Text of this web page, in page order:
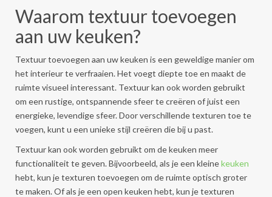
Waarom textuur toevoegen
aan uw keuken?
Textuur toevoegen aan uw keuken is een geweldige manier om
het interieur te verfraaien. Het voegt diepte toe en maakt de
ruimte visueel interessant. Textuur kan ook worden gebruikt
om een rustige, ontspannende sfeer te creëren of juist een
energieke, levendige sfeer. Door verschillende texturen toe te
voegen, kunt u een unieke stijl creëren die bij u past.
Textuur kan ook worden gebruikt om de keuken meer
functionaliteit te geven. Bijvoorbeeld, als je een kleinekeuken
hebt, kun je texturen toevoegen om de ruimte optisch groter
te maken. Of als je een open keuken hebt, kun je texturen